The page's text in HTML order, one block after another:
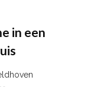
in een